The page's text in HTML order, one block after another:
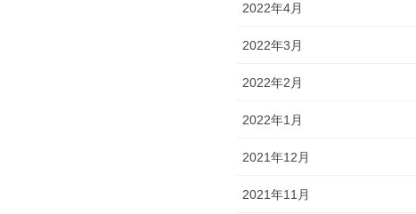
2022年4月
2022年3月
2022年2月
2022年1月
2021年12月
2021年11月